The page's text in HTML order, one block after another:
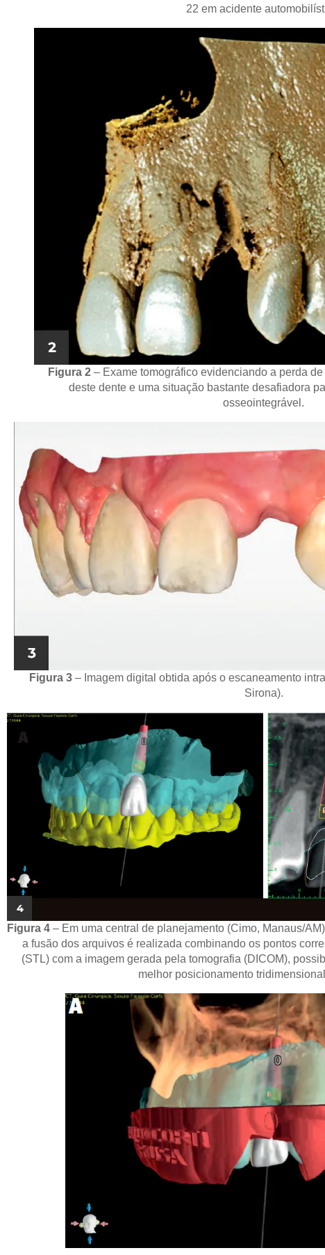
22 em acidente
Figura 2– Exame tomográfico evidenciando a perda
deste dente e uma situação bastante desafiadora
osseointegrável.
Figura 3 – Imagem digital obtida após o escaneamento
Sirona).
Figura 4– Em uma central de planejamento (Cimo, Manaus/
a fusão dos arquivos é realizada combinando os pontos
(STL) com a imagem gerada pela tomografia (DICOM),
melhor posicionamento